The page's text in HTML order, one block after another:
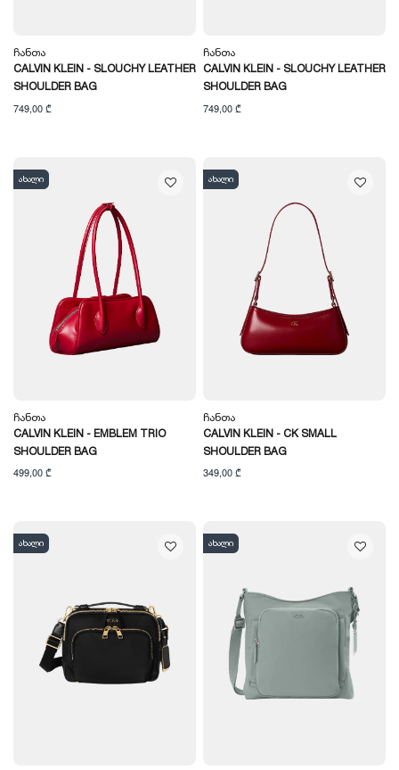
Ჩანთა
CALVIN KLEIN - SLOUCHY LEATHER
SHOULDER BAG
749,00 ₾
Ჩანთა
CALVIN KLEIN - SLOUCHY LEATHER
SHOULDER BAG
749,00 ₾
ახალი
Ჩანთა
CALVIN KLEIN - EMBLEM TRIO
SHOULDER BAG
499,00 ₾
ახალი
Ჩანთა
CALVIN KLEIN - CK SMALL
SHOULDER BAG
349,00 ₾
ახალი ახალი